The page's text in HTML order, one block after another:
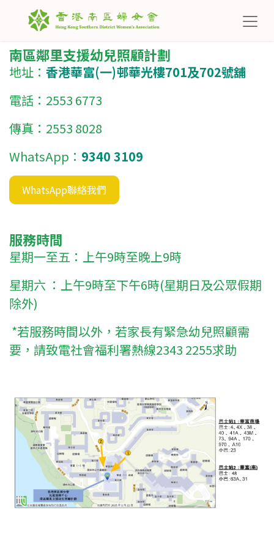
南區鄰里支援幼兒照顧計劃
地址： 香港華富(一)邨華光樓701及702號舖
電話：2553 6773
傳真：2553 8028
WhatsApp： 9340 3109
WhatsApp聯絡我們
服務時間
星期一至五：上午9時至晚上9時
星期六 ：上午9時至下午6時(星期日及公眾假期
除外)
*若服務時間以外，若家長有緊急幼兒照顧需
要，請致電社會福利署熱線2343 2255求助